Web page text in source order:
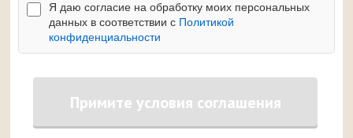
Я даю согласие на обработку моих персональных
данных в соответствии с Политикой
конфиденциальности
Примите условия соглашения